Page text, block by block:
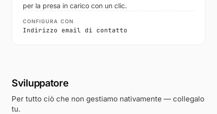
per la presa in carico con un clic.
CONFIGURA CON
Indirizzo email di contatto
Sviluppatore
Per tutto ciò che non gestiamo nativamente — collegalo
tu.